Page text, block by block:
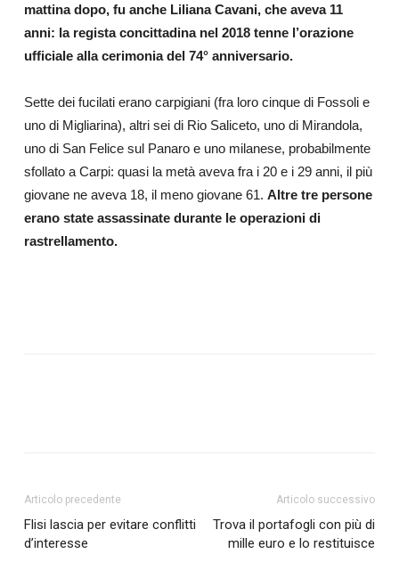
mattina dopo, fu anche Liliana Cavani, che aveva 11
anni: la regista concittadina nel 2018 tenne l’orazione
ufficiale alla cerimonia del 74° anniversario.
Sette dei fucilati erano carpigiani (fra loro cinque di Fossoli e
uno di Migliarina), altri sei di Rio Saliceto, uno di Mirandola,
uno di San Felice sul Panaro e uno milanese, probabilmente
sfollato a Carpi: quasi la metà aveva fra i 20 e i 29 anni, il più
giovane ne aveva 18, il meno giovane 61. Altre tre persone
erano state assassinate durante le operazioni di
rastrellamento.
Articolo precedente
Flisi lascia per evitare conflitti
d’interesse
Articolo successivo
Trova il portafogli con più di
mille euro e lo restituisce